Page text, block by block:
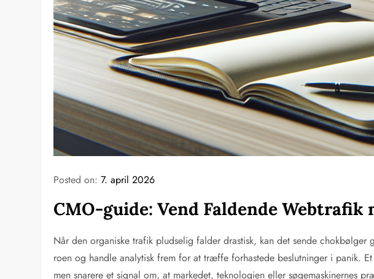
Posted on:7. april 2026
CMO-guide: Vend Faldende Webtrafik
Når den organiske trafik pludselig falder drastisk, kan det sende
roen og handle analytisk frem for at træffe forhastede beslutninger i panik.
men snarere et signal om, at markedet, teknologien eller søgemaskinernes